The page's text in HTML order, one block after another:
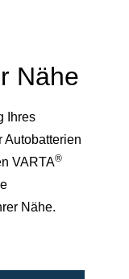
Nähe
Ihres
Autobatterien
VARTA®
Nähe.